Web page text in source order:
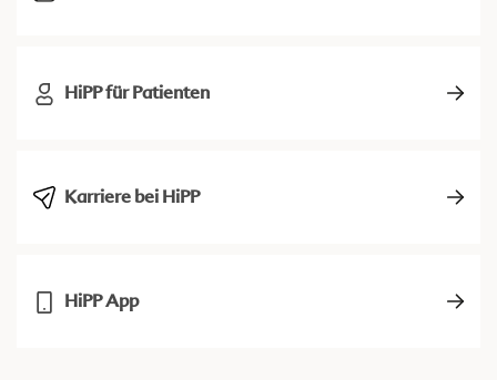
HiPP für Patienten
Karriere bei HiPP
HiPP App